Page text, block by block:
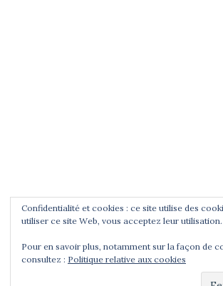
Confidentialité et cookies : ce site utilise des
utiliser ce site Web, vous acceptez leur utilisation.
Pour en savoir plus, notamment sur la façon de
consultez : Politique relative aux cookies